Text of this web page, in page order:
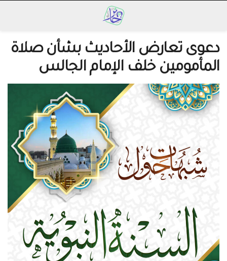
دعوى تعارض الأحاديث بشأن صلاة
المأمومين خلف الإمام الجالس